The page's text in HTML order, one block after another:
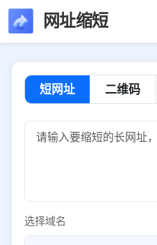
网址缩短
短网址 二维码
选择域名